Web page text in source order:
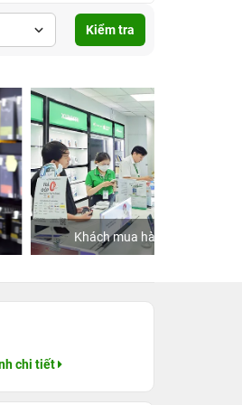
Kiểm tra
hàng tại 24hStore
chi tiết